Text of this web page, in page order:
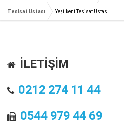
Tesisat Ustası Yeşilkent Tesisat Ustası
İLETİŞİM
0212 274 11 44
0544 979 44 69